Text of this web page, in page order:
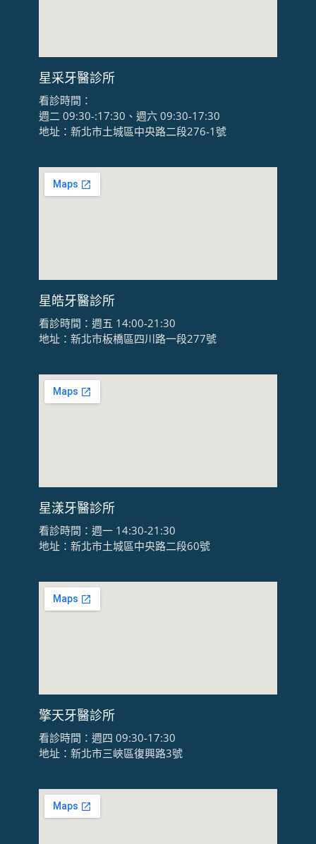
星采牙醫診所
看診時間：
週二 09:30-:17:30、週六 09:30-17:30
地址：新北市土城區中央路二段276-1號
星皓牙醫診所
看診時間：週五 14:00-21:30
地址：新北市板橋區四川路一段277號
星漾牙醫診所
看診時間：週一 14:30-21:30
地址：新北市土城區中央路二段60號
擎天牙醫診所
看診時間：週四 09:30-17:30
地址：新北市三峽區復興路3號